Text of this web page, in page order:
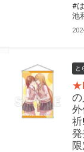
#
池
と